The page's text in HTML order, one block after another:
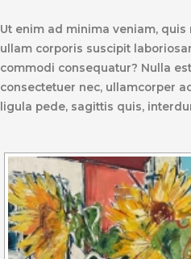
Ut enim ad minima veniam,
ullam corporis suscipit
commodi consequatur? Nulla
consectetuer nec, ullamcorper
ligula pede, sagittis quis,